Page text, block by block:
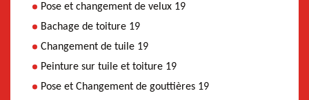
Pose et changement de velux 19
Bachage de toiture 19
Changement de tuile 19
Peinture sur tuile et toiture 19
Pose et Changement de gouttières 19